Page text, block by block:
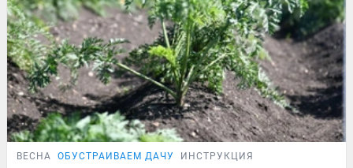
ВЕСНА ОБУСТРАИВАЕМ ДАЧУ ИНСТРУКЦИЯ